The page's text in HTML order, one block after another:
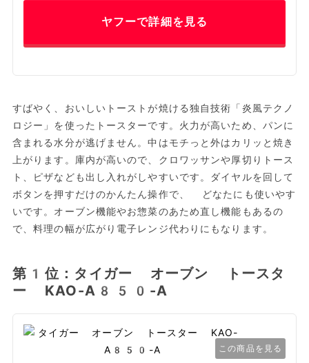
ヤフーで詳細を見る
すばやく、おいしいトーストが焼ける独自技術「炎風テクノ
ロジー」を使ったトースターです。火力が高いため、パンに
含まれる水分が逃げません。中はモチっと外はカリッと焼き
上がります。庫内が高いので、クロワッサンや厚切りトース
ト、ピザなども出し入れがしやすいです。ダイヤルを回して
ボタンを押すだけのかんたん操作で、 どなたにも使いやす
いです。オーブン機能やお惣菜のあため直し機能もあるの
で、料理の幅が広がり電子レンジ代わりにもなります。
第1位：タイガー オーブン トースタ
ー KAO-A850-A
この商品を見る